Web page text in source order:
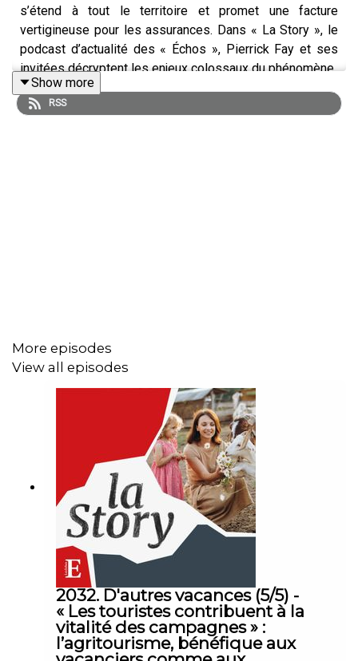
s’étend à tout le territoire et promet une facture
vertigineuse pour les assurances. Dans « La Story », le
podcast d’actualité des « Échos », Pierrick Fay et ses
invitées décryptent les enjeux colossaux du phénomène.
Chargée de production et d’édition : Michèle Warnet.
Musique : Théo Boulenger. Identité graphique : Upian.
Photo : Shutterstock. Sons : TF1, BFM TV, France 3
Auvergne-Rhône-Alpes, Le Parisien.
Show more
RSS
More episodes
View all episodes
2032. D'autres vacances (5/5) -
« Les touristes contribuent à la
vitalité des campagnes » :
l’agritourisme, bénéfique aux